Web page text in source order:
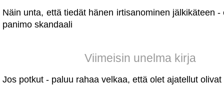
Näin unta, että tiedät hänen irtisanominen jälkikäteen
panimo skandaali
Viimeisin unelma kirja
Jos potkut - paluu rahaa velkaa, että olet ajatellut olivat